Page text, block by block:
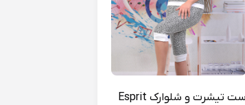
ست تیشرت و شلوارک Esprit